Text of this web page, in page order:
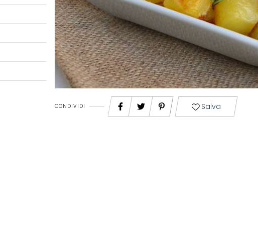
CONDIVIDI Salva